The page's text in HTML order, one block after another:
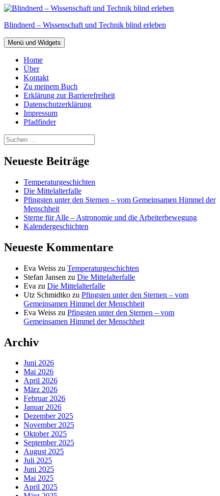
Zum
springen
Blindnerd – Wissenschaft und Technik blind erleben
Menü und Widgets
Home
Über
Kontakt
Zu meinem Buch
Erklärung zur Barrierefreiheit
Datenschutzerklärung
Impressum
Pfadfinder
Suchen
nach:
Neueste Beiträge
Temperaturgeschichten
Die Mittelalterfalle
Pfingsten unter den Sternen – vom Gemeinsamen Himmel der
Menschheit
Sterne für Alle – Astronomie und die Arbeiterbewegung
Kalendergeschichten
Neueste Kommentare
Eva Weiss zu Temperaturgeschichten
Stefan Jansen zu Die Mittelalterfalle
Eva zu Die Mittelalterfalle
Utz Schmidtko zu Pfingsten unter den Sternen – vom
Gemeinsamen Himmel der Menschheit
Eva Weiss zu Pfingsten unter den Sternen – vom
Gemeinsamen Himmel der Menschheit
Archiv
Juni 2026
Mai 2026
April 2026
März 2026
Februar 2026
Januar 2026
Dezember 2025
November 2025
Oktober 2025
September 2025
August 2025
Juli 2025
Juni 2025
Mai 2025
April 2025